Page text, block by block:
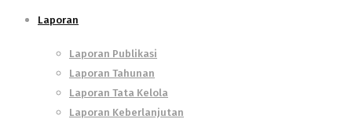
Laporan
Laporan Publikasi
Laporan Tahunan
Laporan Tata Kelola
Laporan Keberlanjutan